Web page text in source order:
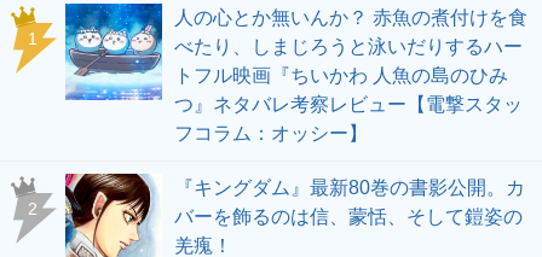
1
人の心とか無いんか？ 赤魚の煮付けを食
べたり、しまじろうと泳いだりするハー
トフル映画『ちいかわ 人魚の島のひみ
つ』ネタバレ考察レビュー【電撃スタッ
フコラム：オッシー】
2
『キングダム』最新80巻の書影公開。カ
バーを飾るのは信、蒙恬、そして鎧姿の
羌瘣！